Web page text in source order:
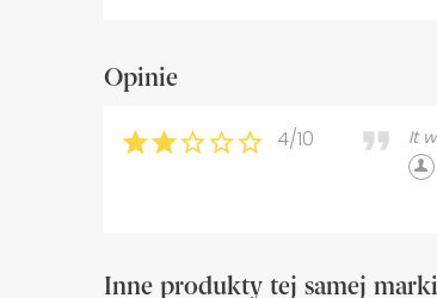
Opinie
4/10 It
Inne produkty tej samej marki